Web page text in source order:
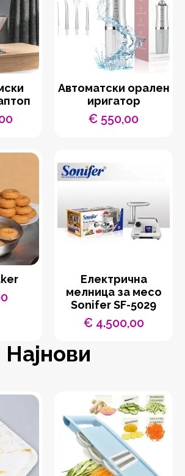
Автоматски орален
иригатор
€ 550,00
Eлектрична
мелница за месо
Sonifer SF-5029
€4.500,00
Најнови